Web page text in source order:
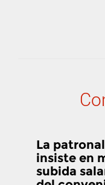
La
insiste en
subida